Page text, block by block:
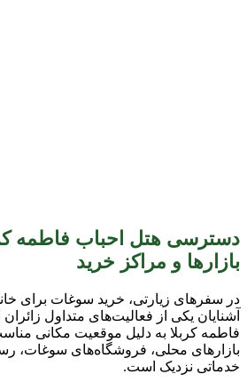
دسترسی هتل احباب فاطمه
بازارها و مراکز خرید
در سفرهای زیارتی، خرید سوغات برای
آشنایان یکی از فعالیت‌های متداول
فاطمه کربلا به دلیل موقعیت مکانی
بازارهای محلی، فروشگاه‌های سوغات،
خدماتی نزدیک است.